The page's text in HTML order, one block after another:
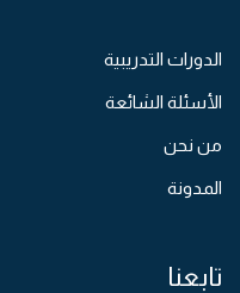
الدورات التدريبية
الأسئلة الشائعة
من نحن
المدونة
تابعنا